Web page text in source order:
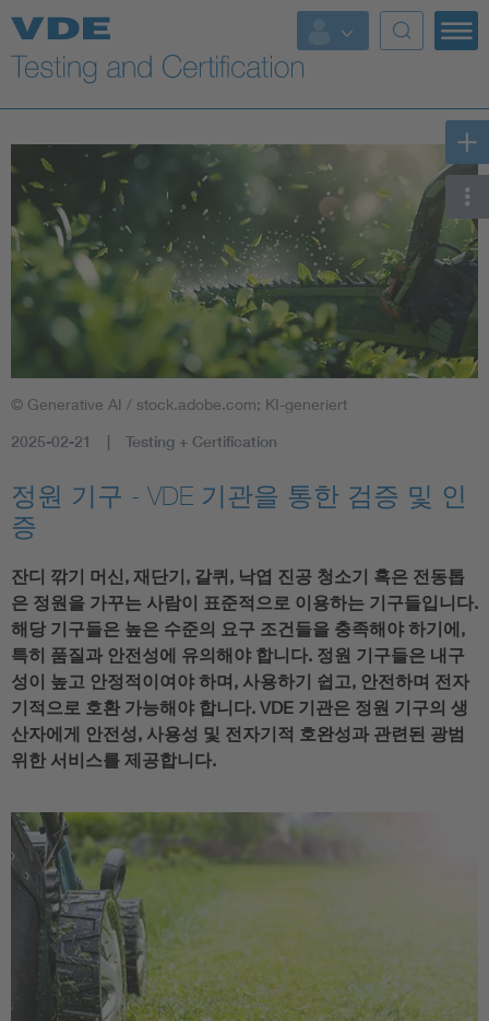
Key Topics
© Generative AI / stock.adobe.com; KI-generiert
2025-02-21 Testing + Certification
정원 기구 - VDE 기관을 통한 검증 및 인
증
잔디 깎기 머신, 재단기, 갈퀴, 낙엽 진공 청소기 혹은 전동톱
은 정원을 가꾸는 사람이 표준적으로 이용하는 기구들입니다.
해당 기구들은 높은 수준의 요구 조건들을 충족해야 하기에,
특히 품질과 안전성에 유의해야 합니다. 정원 기구들은 내구
성이 높고 안정적이여야 하며, 사용하기 쉽고, 안전하며 전자
기적으로 호환 가능해야 합니다. VDE 기관은 정원 기구의 생
산자에게 안전성, 사용성 및 전자기적 호완성과 관련된 광범
위한 서비스를 제공합니다.